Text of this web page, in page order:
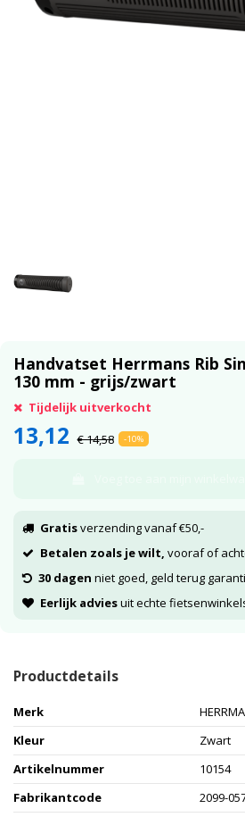
Handvatset Herrmans Rib
130 mm - grijs/zwart
Tijdelijk uitverkocht
13,12 € 14,58 -10%
Gratisverzending vanaf €50,-
Betalen zoals je wilt, vooraf of
30 dagen niet goed, geld terug
Eerlijk adviesuit echte
Productdetails
Merk
Kleur
Zwart
Artikelnummer
10154
Fabrikantcode
2099-